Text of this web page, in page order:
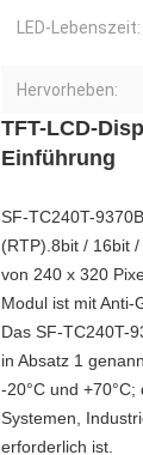
LED-Lebenszeit:
Hervorheben:
TFT-LCD-
Einführung
SF-TC240T-
(RTP).8bit / 16bit
von 240 x 320
Modul ist mit Anti-
Das SF-TC240T-
in Absatz 1
-20°C und
Systemen,
erforderlich ist.